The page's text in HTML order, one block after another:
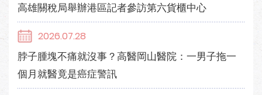
高雄關稅局舉辦港區記者參訪第六貨櫃中心
2026.07.28
脖子腫塊不痛就沒事？高醫岡山醫院：一男子拖一
個月就醫竟是癌症警訊